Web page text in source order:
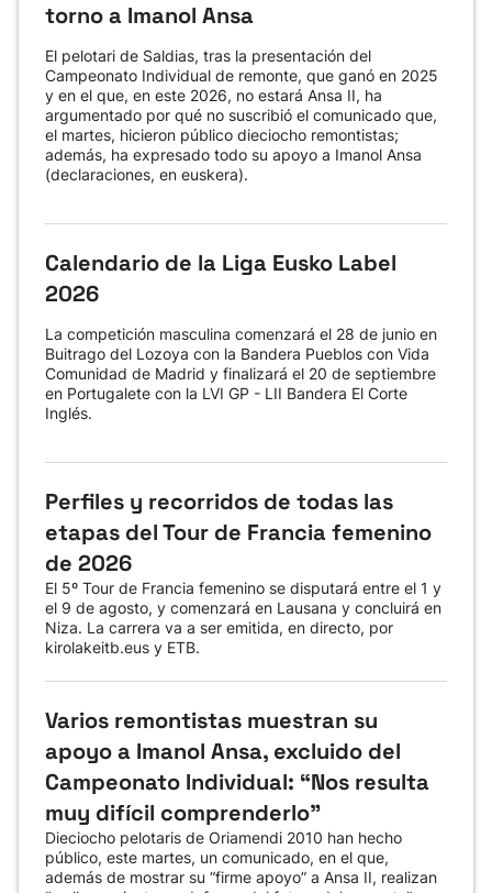
torno a Imanol Ansa
El pelotari de Saldias, tras la presentación del
Campeonato Individual de remonte, que ganó en 2025
y en el que, en este 2026, no estará Ansa II, ha
argumentado por qué no suscribió el comunicado que,
el martes, hicieron público dieciocho remontistas;
además, ha expresado todo su apoyo a Imanol Ansa
(declaraciones, en euskera).
Calendario de la Liga Eusko Label
2026
La competición masculina comenzará el 28 de junio en
Buitrago del Lozoya con la Bandera Pueblos con Vida
Comunidad de Madrid y finalizará el 20 de septiembre
en Portugalete con la LVI GP - LII Bandera El Corte
Inglés.
Perfiles y recorridos de todas las
etapas del Tour de Francia femenino
de 2026
El 5º Tour de Francia femenino se disputará entre el 1 y
el 9 de agosto, y comenzará en Lausana y concluirá en
Niza. La carrera va a ser emitida, en directo, por
kirolakeitb.eus y ETB.
Varios remontistas muestran su
apoyo a Imanol Ansa, excluido del
Campeonato Individual: “Nos resulta
muy difícil comprenderlo”
Dieciocho pelotaris de Oriamendi 2010 han hecho
público, este martes, un comunicado, en el que,
además de mostrar su “firme apoyo” a Ansa II, realizan